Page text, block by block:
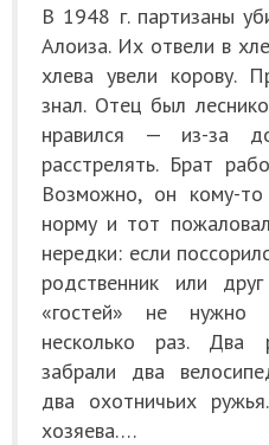
В 1948 г. партизаны
Алоиза. Их отвели в
хлева увели корову.
знал. Отец был
нравился — из-за
расстрелять. Брат
Возможно, он кому-
норму и тот
нередки: если
родственник или
«гостей» не нужно
несколько раз. Два
забрали два
два охотничьих
хозяева….